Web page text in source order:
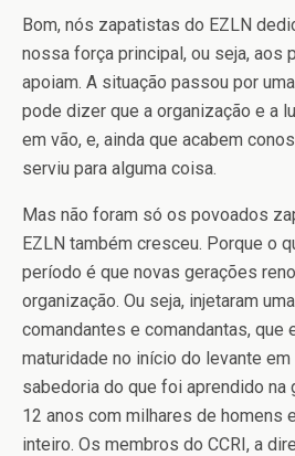
Bom, nós zapatistas do EZLN
nossa força principal, ou seja, aos
apoiam. A situação passou por
pode dizer que a organização e a
em vão, e, ainda que acabem
serviu para alguma coisa.
Mas não foram só os povoados
EZLN também cresceu. Porque o
período é que novas gerações
organização. Ou seja, injetaram
comandantes e comandantas, que
maturidade no início do levante
sabedoria do que foi aprendido na
12 anos com milhares de homens
inteiro. Os membros do CCRI, a